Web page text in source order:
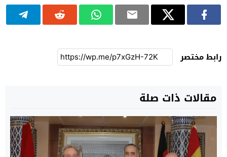
رابط مختصر
مقالات ذات صلة